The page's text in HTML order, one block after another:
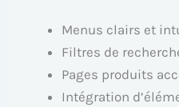
Menus clairs et
Filtres de
Pages produits
Intégration